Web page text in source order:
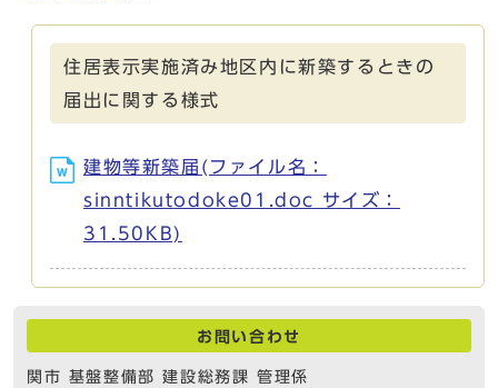
住居表示実施済み地区内に新築するときの
届出に関する様式
建物等新築届(ファイル名：
sinntikutodoke01.doc サイズ：
31.50KB)
お問い合わせ
関市 基盤整備部 建設総務課 管理係